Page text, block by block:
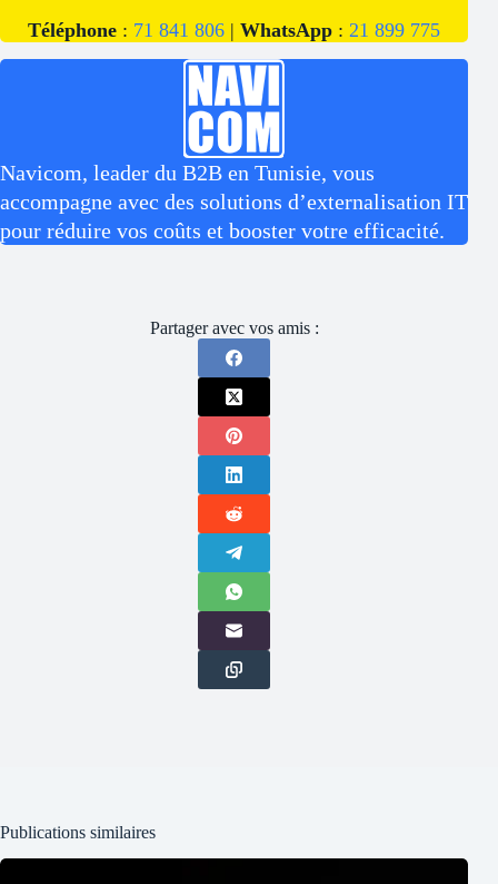
Téléphone : 71 841 806 |WhatsApp :21 899 775
Navicom, leader du B2B en Tunisie, vous
accompagne avec des solutions d’externalisation IT
pour réduire vos coûts et booster votre efficacité.
Partager avec vos amis :
Publications similaires